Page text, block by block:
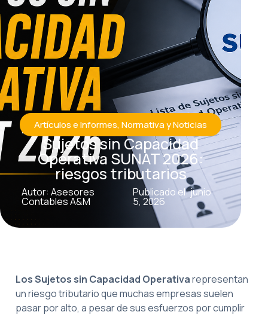
Artículos e Informes,Normativa y Noticias
Sujetos sin Capacidad
Operativa SUNAT 2026:
riesgos tributarios
Autor: Asesores
Contables A&M
Publicado el: junio
5, 2026
Los Sujetos sin Capacidad Operativarepresentan
un riesgo tributario que muchas empresas suelen
pasar por alto, a pesar de sus esfuerzos por cumplir